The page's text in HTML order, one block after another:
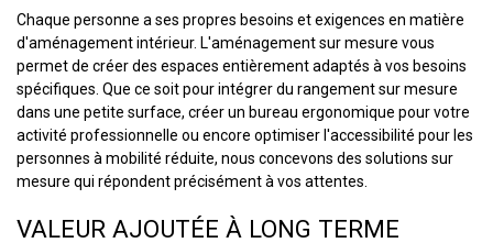
Chaque personne a ses propres besoins et exigences en matière
d'aménagement intérieur. L'aménagement sur mesure vous
permet de créer des espaces entièrement adaptés à vos besoins
spécifiques. Que ce soit pour intégrer du rangement sur mesure
dans une petite surface, créer un bureau ergonomique pour votre
activité professionnelle ou encore optimiser l'accessibilité pour les
personnes à mobilité réduite, nous concevons des solutions sur
mesure qui répondent précisément à vos attentes.
VALEUR AJOUTÉE À LONG TERME